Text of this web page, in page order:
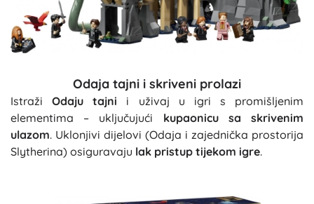
Odaja tajni i skriveni prolazi
IstražiOdaju tajni i uživaj u igri s promišljenim
elementima – uključujući kupaonicu sa skrivenim
ulazom. Uklonjivi dijelovi (Odaja i zajednička prostorija
Slytherina) osiguravaju lak pristup tijekom igre.